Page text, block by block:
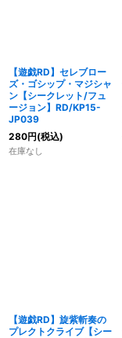
【遊戯RD】セレブロー
ズ・ゴシップ・マジシャ
ン【シークレット/フュ
ージョン】RD/KP15-
JP039
280円(税込)
在庫なし
【遊戯RD】旋紫斬奏の
プレクトクライブ【シー